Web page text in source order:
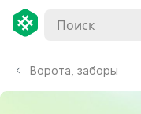
Ворота, заборы